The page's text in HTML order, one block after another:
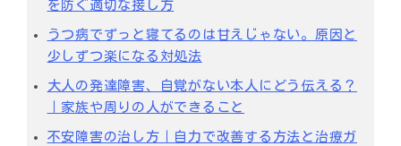
を防ぐ適切な接し方
うつ病でずっと寝てるのは甘えじゃない。原因と
少しずつ楽になる対処法
大人の発達障害、自覚がない本人にどう伝える？
｜家族や周りの人ができること
不安障害の治し方｜自力で改善する方法と治療ガ